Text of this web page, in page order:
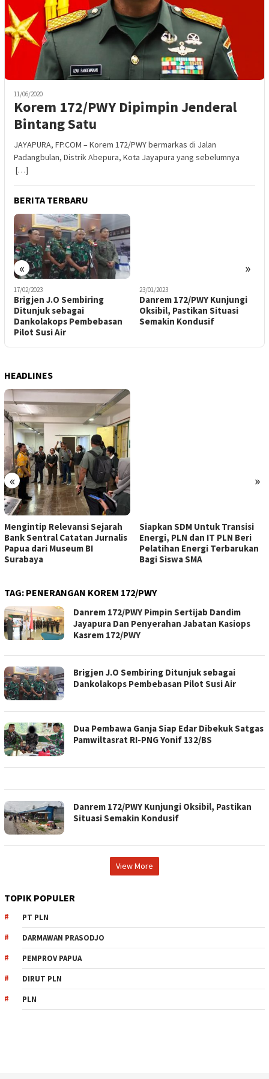
11/06/2020
Korem 172/PWY Dipimpin Jenderal
Bintang Satu
JAYAPURA, FP.COM – Korem 172/PWY bermarkas di Jalan
Padangbulan, Distrik Abepura, Kota Jayapura yang sebelumnya
[…]
BERITA TERBARU
« »
17/02/2023
Brigjen J.O Sembiring
Ditunjuk sebagai
Dankolakops Pembebasan
Pilot Susi Air
23/01/2023
Danrem 172/PWY Kunjungi
Oksibil, Pastikan Situasi
Semakin Kondusif
HEADLINES
« »
Mengintip Relevansi Sejarah
Bank Sentral Catatan Jurnalis
Papua dari Museum BI
Surabaya
Siapkan SDM Untuk Transisi
Energi, PLN dan IT PLN Beri
Pelatihan Energi Terbarukan
Bagi Siswa SMA
TAG: PENERANGAN KOREM 172/PWY
Danrem 172/PWY Pimpin Sertijab Dandim
Jayapura Dan Penyerahan Jabatan Kasiops
Kasrem 172/PWY
Brigjen J.O Sembiring Ditunjuk sebagai
Dankolakops Pembebasan Pilot Susi Air
Dua Pembawa Ganja Siap Edar Dibekuk Satgas
Pamwiltasrat RI-PNG Yonif 132/BS
Danrem 172/PWY Kunjungi Oksibil, Pastikan
Situasi Semakin Kondusif
View More
TOPIK POPULER
PT PLN
DARMAWAN PRASODJO
PEMPROV PAPUA
DIRUT PLN
PLN